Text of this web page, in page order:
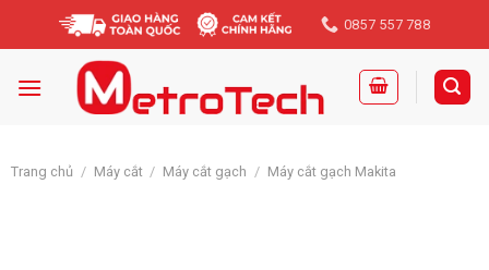
0857 557 788
Trang chủ / Máy cắt / Máy cắt gạch / Máy cắt gạch Makita